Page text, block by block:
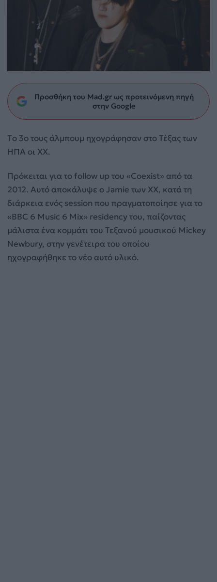
Προσθήκη του Mad.gr ως προτεινόμενη πηγή
στην Google
Tο 3ο τους άλμπουμ ηχογράφησαν στο Τέξας των
HΠΑ οι XX.
Πρόκειται για το follow up του «Coexist» από τα
2012. Αυτό αποκάλυψε ο Jamie των XX, κατά τη
διάρκεια ενός session που πραγματοποίησε για το
«BBC 6 Music 6 Mix» residency του, παίζοντας
μάλιστα ένα κομμάτι του Τεξανού μουσικού Mickey
Newbury, στην γενέτειρα του οποίου
ηχογραφήθηκε το νέο αυτό υλικό.